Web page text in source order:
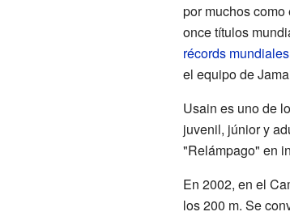
por muchos
once títulos
récords mundiales
el equipo de
Usain es uno de
juvenil, júnior y
"Relámpago" en
En 2002, en el
los 200 m. Se